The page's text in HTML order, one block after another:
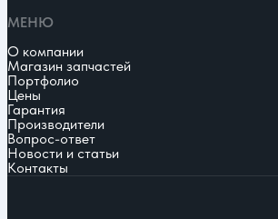
МЕНЮ
О компании
Магазин запчастей
Портфолио
Цены
Гарантия
Производители
Вопрос-ответ
Новости и статьи
Контакты